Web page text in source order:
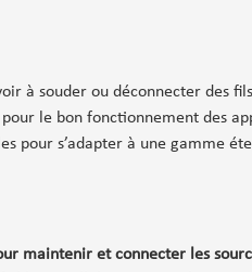
à souder ou déconnecter des
le bon fonctionnement des
pour s’adapter à une gamme
maintenir et connecter les